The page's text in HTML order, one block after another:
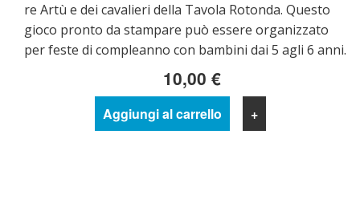
re Artù e dei cavalieri della Tavola Rotonda. Questo
gioco pronto da stampare può essere organizzato
per feste di compleanno con bambini dai 5 agli 6 anni.
10,00 €
Aggiungi al carrello +